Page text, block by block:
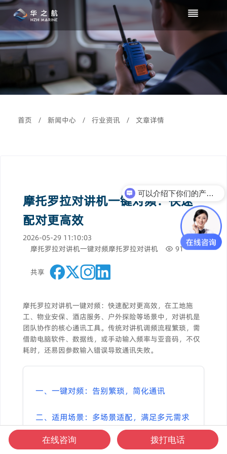
首页 / 新闻中心 / 行业资讯 / 文章详情
摩托罗拉对讲机一键对频：快速
配对更高效
2026-05-29 11:10:03
摩托罗拉对讲机一键对频摩托罗拉对讲机 91
共享
摩托罗拉对讲机一键对频：快速配对更高效，在工地施
工、物业安保、酒店服务、户外探险等场景中，对讲机是
团队协作的核心通讯工具。传统对讲机调频流程繁琐，需
借助电脑软件、数据线，或手动输入频率与亚音码，不仅
耗时，还易因参数输入错误导致通讯失败。
一、一键对频：告别繁琐，简化通讯
二、适用场景：多场景适配，满足多元需求
三、操作步骤：简单几步，新手轻松上手
可以介绍下你们的产品么？
在线咨询 拨打电话